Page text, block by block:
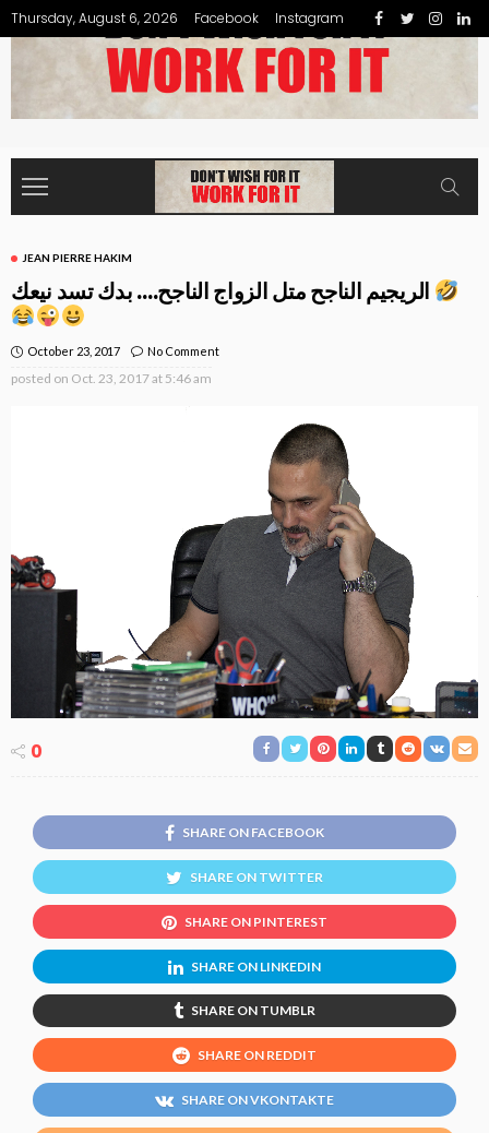
Thursday, August 6, 2026 Facebook Instagram
JEAN PIERRE HAKIM
October 23, 2017 No Comment
posted on Oct. 23, 2017 at 5:46 am
0
SHARE ON FACEBOOK
SHARE ON TWITTER
SHARE ON PINTEREST
SHARE ON LINKEDIN
SHARE ON TUMBLR
SHARE ON REDDIT
SHARE ON VKONTAKTE